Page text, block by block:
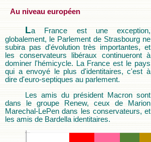
Au niveau européen
La France est une exception,
globalement, le Parlement de Strasbourg ne
subira pas d'évolution très importantes, et
les conservateurs libéraux continueront à
dominer l'hémicycle. La France est le pays
qui a envoyé le plus d'identitaires, c'est à
dire d'euro-septiques au parlement.
Les amis du président Macron sont
dans le groupe Renew, ceux de Marion
Marechal-LePen dans les conservateurs, et
les amis de Bardella identitaires.